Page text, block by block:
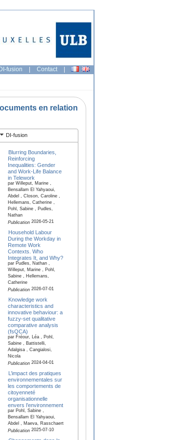
fusion | Contact |
en relation
DI-fusion
Blurring Boundaries,
Reinforcing
Inequalities: Gender
and Work-Life Balance
in Telework
par Willeput, Marine ,
Bensallam El Yahyaoui,
Abdel , Closon, Caroline ,
Hellemans, Catherine ,
Pohl, Sabine , Pudles,
Nathan
Publication2026-05-21
Household Labour
During the Workday in
Remote Work
Contexts. Who
Integrates It, and Why?
par Pudles, Nathan ,
Willeput, Marine , Pohl,
Sabine , Hellemans,
Catherine
Publication2026-07-01
Knowledge work
characteristics and
innovative behaviour: a
fuzzy-set qualitative
comparative analysis
(fsQCA)
par Fréour, Léa , Pohl,
Sabine , Battistelli,
Adalgisa , Cangialosi,
Nicola
Publication2024-04-01
L’impact des pratiques
environnementales sur
les comportements de
citoyenneté
organisationnelle
envers l’environnement
par Pohl, Sabine ,
Bensallam El Yahyaoui,
Abdel , Maeva, Rasschaert
Publication2025-07-10